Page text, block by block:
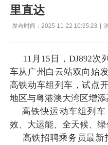
里直达
发布时间：2025-11-22 10:35:23 |
11月15日，DJ892次
车从广州白云站双向始
高铁动车组列车，试点
地区与粤港澳大湾区增添
高铁快运动车组列车
效、大运能、全天候、绿
高铁招聘乘务员最新